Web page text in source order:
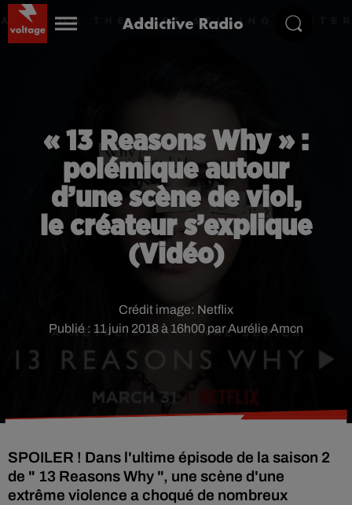
Addictive Radio
« 13 Reasons Why » :
polémique autour
d’une scène de viol,
le créateur s’explique
(Vidéo)
Publié : 11 juin 2018 à 16h00 par Aurélie Amcn
Crédit image: Netflix
SPOILER ! Dans l'ultime épisode de la saison 2
de " 13 Reasons Why ", une scène d'une
extrême violence a choqué de nombreux